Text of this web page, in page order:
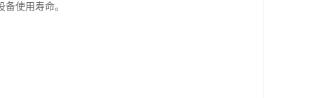
使用寿命。